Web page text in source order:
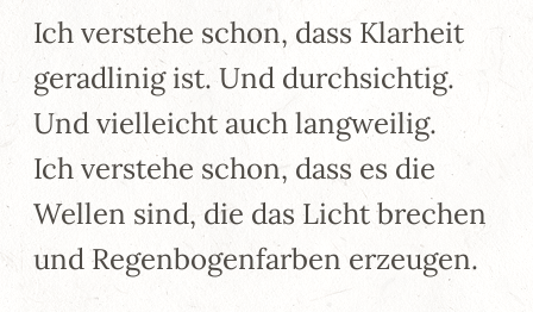
Ich verstehe schon, dass Klarheit
geradlinig ist. Und durchsichtig.
Und vielleicht auch langweilig.
Ich verstehe schon, dass es die
Wellen sind, die das Licht brechen
und Regenbogenfarben erzeugen.